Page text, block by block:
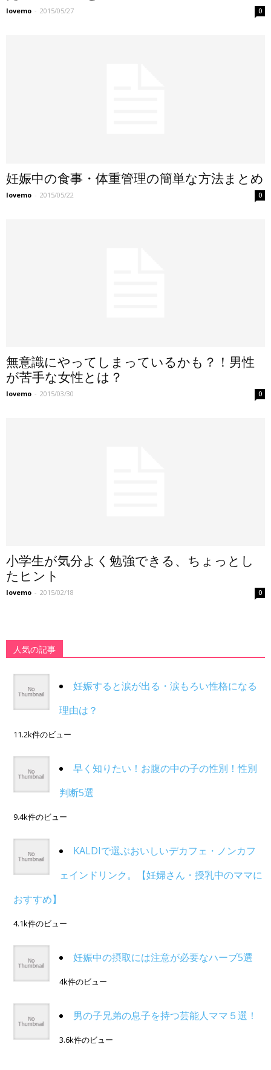
lovemo - 2015/05/27 0
妊娠中の食事・体重管理の簡単な方法まとめ
lovemo - 2015/05/22 0
無意識にやってしまっているかも？！男性
が苦手な女性とは？
lovemo - 2015/03/30 0
小学生が気分よく勉強できる、ちょっとし
たヒント
lovemo - 2015/02/18 0
人気の記事
妊娠すると涙が出る・涙もろい性格になる
理由は？
11.2k件のビュー
早く知りたい！お腹の中の子の性別！性別
判断5選
9.4k件のビュー
KALDIで選ぶおいしいデカフェ・ノンカフ
ェインドリンク。【妊婦さん・授乳中のママに
おすすめ】
4.1k件のビュー
妊娠中の摂取には注意が必要なハーブ5選
4k件のビュー
男の子兄弟の息子を持つ芸能人ママ５選！
3.6k件のビュー